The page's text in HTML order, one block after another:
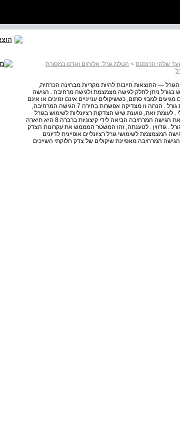
שלהי הרנסנס > הטלת גורל, אלוהים ואדם במסורת
22 אינו מתערב בתוצאת הגורל — התוצאות חייבות להיות מקריות מבחינה הכרתית,
בגורל ניתן לחלק לגישה מצמצמת ולגישה מרחיבה . הגישה
למבוי סתום, כששיקולים ענייניים אינם זמינים או אינם
ישימים או ש'מחיר' השימוש בהם גבוה יותר מהכרעה באמצעות גורל . הנחה זו מצדיקה אפשרות בחירה 7 הגישה המרחיבה,
. לעומת זאת, טוענת שיש הצדקות רציונליות לשימוש בגורל
כמכשיר עדיף לכתחילה, כאמצעי שוויוני להשגת צדק חלוקתי . את הגישה המרחיבה הביאה לידי קיצוניות ברברה 8 היא תיארה
. גודווין . לטענתה, זהו המשטר המממש את עקרונות הצדק
המצמצמת לשימושי גורל רציונליים אופיינית לדיונים
הגישה המרחיבה מאפיינת שיקולים של צדק חלוקתי השייכים